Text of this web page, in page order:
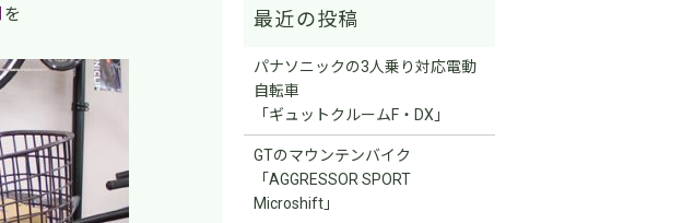
を
パナソニックの3人乗り対応電動
自転車
「ギュットクルームF・DX」
GTのマウンテンバイク
「AGGRESSOR SPORT
Microshift」